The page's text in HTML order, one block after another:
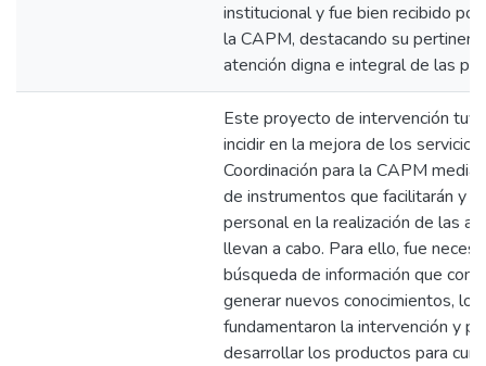
institucional y fue bien recibido
la CAPM, destacando su
atención digna e integral de las
Este proyecto de intervención
incidir en la mejora de los
Coordinación para la CAPM
de instrumentos que facilitarán y
personal en la realización de las
llevan a cabo. Para ello, fue
búsqueda de información que
generar nuevos conocimientos, los
fundamentaron la intervención y
desarrollar los productos para